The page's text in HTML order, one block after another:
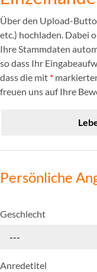
Über den Upload-
etc.) hochladen. Dabei
Ihre Stammdaten
so dass Ihr
dass die mit *
freuen uns auf Ihre
Persönliche
Geschlecht
---
Anredetitel